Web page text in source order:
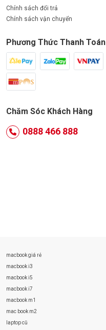
Chính sách đổi trả
Chính sách vận chuyển
Phương Thức Thanh Toán
Chăm Sóc Khách Hàng
0888 466 888
macbook giá rẻ
macbook i3
macbook i5
macbook i7
macbook m1
mac book m2
laptop cũ